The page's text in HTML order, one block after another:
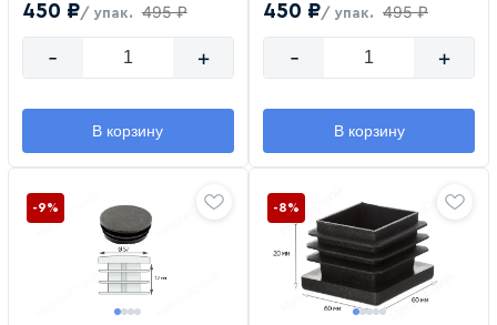
450 ₽/ упак. 495 ₽
- +
В корзину
450 ₽/ упак. 495 ₽
- +
В корзину
-9% -8%